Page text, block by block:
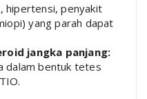
hipertensi, penyakit
yang parah dapat
jangka panjang:
dalam bentuk tetes